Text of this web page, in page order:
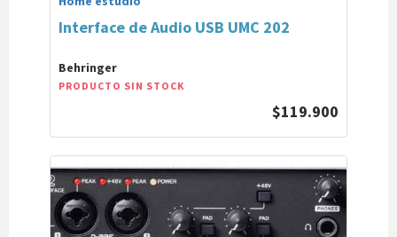
Interface de Audio USB UMC 202
Behringer
PRODUCTO SIN STOCK
$119.900